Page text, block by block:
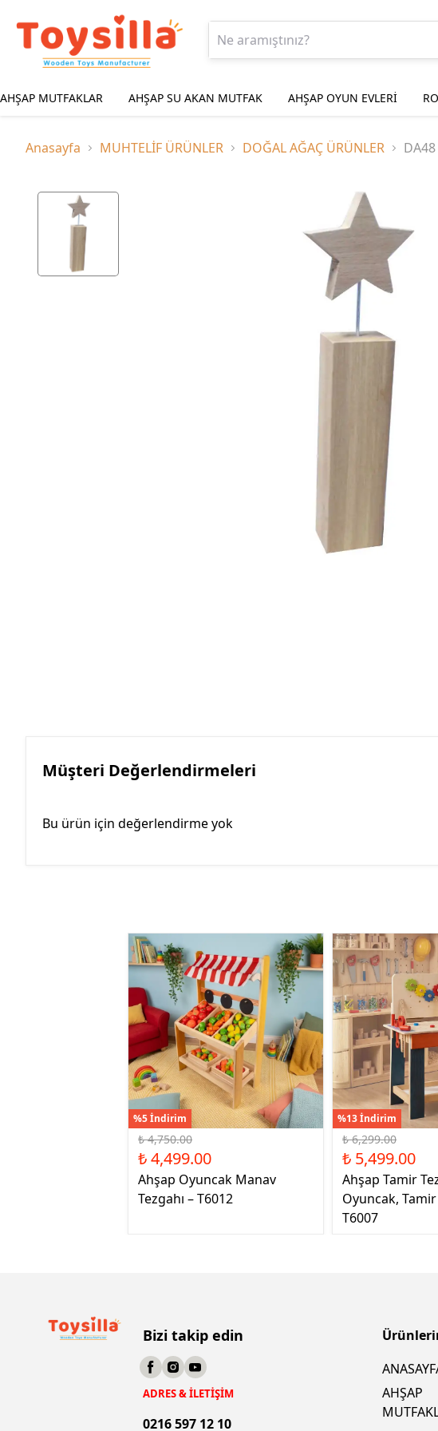
AHŞAP MUTFAKLAR AHŞAP SU AKAN MUTFAK AHŞAP OYUN EVLERİ
Anasayfa MUHTELİF ÜRÜNLER DOĞAL AĞAÇ ÜRÜNLER DA48
Müşteri Değerlendirmeleri
Bu ürün için değerlendirme yok
%5 İndirim
₺ 4,750.00
₺ 4,499.00
Ahşap Oyuncak Manav
Tezgahı – T6012
%13 İndirim
₺ 6,299.00
₺ 5,499.00
Ahşap Tamir
Oyuncak,
T6007
Bizi takip edin
ADRES & İLETİŞİM
0216 597 12 10
AHŞAP